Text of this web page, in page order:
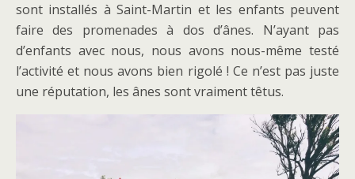
sont installés à Saint-Martin et les enfants peuvent
faire des promenades à dos d’ânes. N’ayant pas
d’enfants avec nous, nous avons nous-même testé
l’activité et nous avons bien rigolé ! Ce n’est pas juste
une réputation, les ânes sont vraiment têtus.